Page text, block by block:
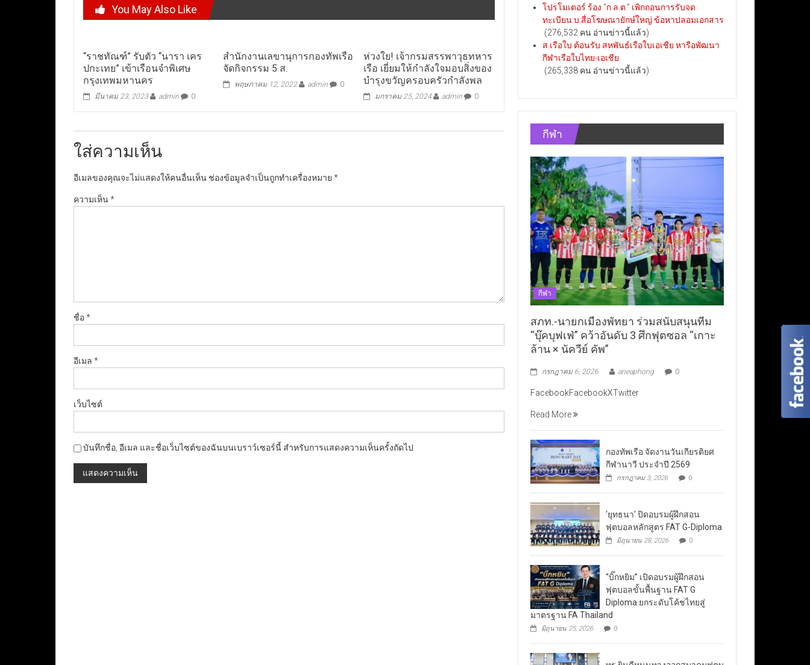
You May Also Like
“ราชทัณฑ์” รับตัว “นารา เคร
ปกะเทย” เข้าเรือนจำพิเศษ
กรุงเทพมหานคร
มีนาคม 23, 2023 admin 0
สํานักงานเลขานุการกองทัพเรือ
จัดกิจกรรม 5 ส.
พฤษภาคม 12, 2022 admin 0
ห่วงใย! เจ้ากรมสรรพาวุธทหาร
เรือ เยี่ยมให้กำลังใจมอบสิ่งของ
บำรุงขวัญครอบครัวกำลังพล
มกราคม 25, 2024 admin 0
ใส่ความเห็น
อีเมลของคุณจะไม่แสดงให้คนอื่นเห็น ช่องข้อมูลจำเป็นถูกทำเครื่องหมาย *
ความเห็น*
ชื่อ*
อีเมล *
เว็บไซต์
บันทึกชื่อ, อีเมล และชื่อเว็บไซต์ของฉันบนเบราว์เซอร์นี้ สำหรับการแสดงความเห็นครั้งถัดไป
โปรโมเตอร์ ร้อง “ก.ล.ต.” เพิกถอนการรับจด
ทะเบียน บ.สื่อโฆษณายักษ์ใหญ่ ข้อหาปลอมเอกสาร
(276,532 คน อ่านข่าวนี้แล้ว)
ส.เรือใบ ต้อนรับ สหพันธ์เรือใบเอเชีย หารือพัฒนา
กีฬาเรือใบไทย-เอเชีย
(265,338 คน อ่านข่าวนี้แล้ว)
กีฬา
กีฬา
สภท.-นายกเมืองพัทยา ร่วมสนับสนุนทีม
“บุ๊คบุฟเฟ่” คว้าอันดับ 3 ศึกฟุตซอล “เกาะ
ล้าน × นัควีย์ คัพ”
กรกฎาคม 6, 2026 aneaphong 0
FacebookFacebookXTwitter
Read More
กองทัพเรือ จัดงานวันเกียรติยศ
กีฬานาวี ประจำปี 2569
กรกฎาคม 3, 2026 0
‘ยุทธนา’ ปิดอบรมผู้ฝึกสอน
ฟุตบอลหลักสูตร FAT G-Diploma
มิถุนายน 28, 2026 0
“บิ๊กหยิม” เปิดอบรมผู้ฝึกสอน
ฟุตบอลขั้นพื้นฐาน FAT G
Diploma ยกระดับโค้ชไทยสู่
มาตรฐาน FA Thailand
มิถุนายน 25, 2026 0